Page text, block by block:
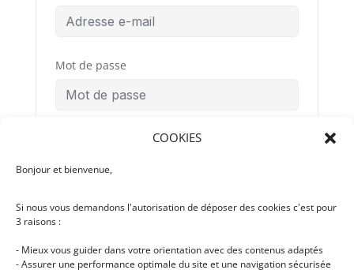
COOKIES
Bonjour et bienvenue,
Si nous vous demandons l'autorisation de déposer des cookies c'est pour
3 raisons :
- Mieux vous guider dans votre orientation avec des contenus adaptés
- Assurer une performance optimale du site et une navigation sécurisée
Mot de passe
Confirmation du mot de passe
Conditions
d’Utilisation